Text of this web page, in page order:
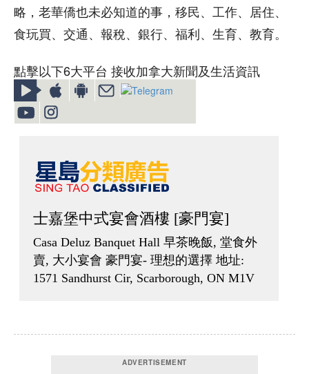
略，老華僑也未必知道的事，移民、工作、居住、
食玩買、交通、報稅、銀行、福利、生育、教育。
點擊以下6大平台 接收加拿大新聞及生活資訊